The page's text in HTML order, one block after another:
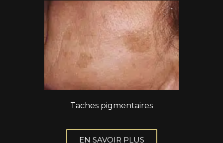
Taches pigmentaires
EN SAVOIR PLUS